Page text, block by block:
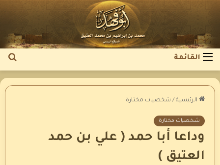
القائمة
الرئيسية / شخصيات مختارة
شخصيات مختارة
وداعا أبا حمد ( علي بن حمد
العتيق )